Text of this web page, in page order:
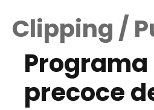
Clipping /
precoce